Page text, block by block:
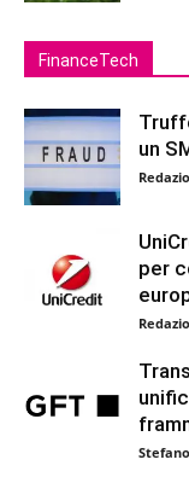
FinanceTech
un
per